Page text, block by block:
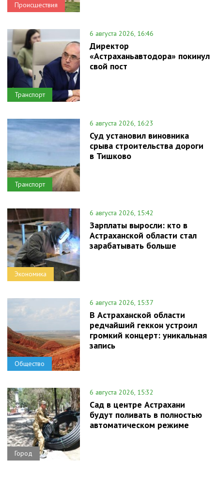
Происшествия
Транспорт
6 августа 2026, 16:46
Директор
«Астраханьавтодора» покинул
свой пост
Транспорт
6 августа 2026, 16:23
Суд установил виновника
срыва строительства дороги
в Тишково
Экономика
6 августа 2026, 15:42
Зарплаты выросли: кто в
Астраханской области стал
зарабатывать больше
Общество
6 августа 2026, 15:37
В Астраханской области
редчайший геккон устроил
громкий концерт: уникальная
запись
Город
6 августа 2026, 15:32
Сад в центре Астрахани
будут поливать в полностью
автоматическом режиме